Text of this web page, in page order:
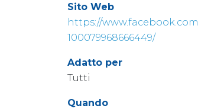
Sito Web
https://
100079968666449/
Adatto per
Tutti
Quando